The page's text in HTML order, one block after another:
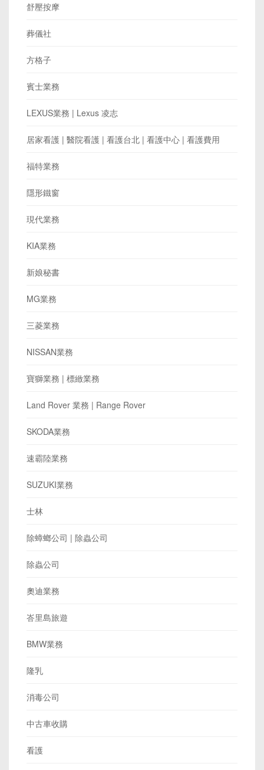
舒壓按摩
葬儀社
方格子
賓士業務
LEXUS業務 | Lexus 凌志
居家看護 | 醫院看護 | 看護台北 | 看護中心 | 看護費用
福特業務
隱形鐵窗
現代業務
KIA業務
新娘秘書
MG業務
三菱業務
NISSAN業務
寶獅業務 | 標緻業務
Land Rover 業務 | Range Rover
SKODA業務
速霸陸業務
SUZUKI業務
士林
除蟑螂公司 | 除蟲公司
除蟲公司
奧迪業務
峇里島旅遊
BMW業務
隆乳
消毒公司
中古車收購
看護